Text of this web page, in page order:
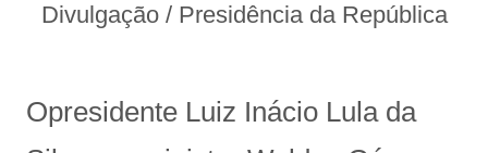
Divulgação / Presidência da República
Opresidente Luiz Inácio Lula da